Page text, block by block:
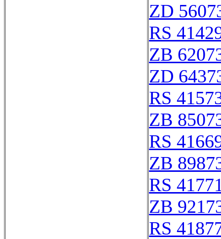
ZD
RS
ZB
ZD
RS
ZB
RS
ZB
RS
ZB
RS